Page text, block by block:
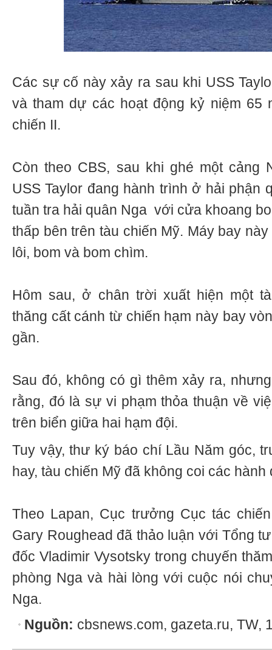
Các sự cố này xảy ra sau khi USS
và tham dự các hoạt động kỷ niệm 65
chiến II.
Còn theo CBS, sau khi ghé một cảng
USS Taylor đang hành trình ở hải phận
tuần tra hải quân Nga với cửa khoang
thấp bên trên tàu chiến Mỹ. Máy bay
lôi, bom và bom chìm.
Hôm sau, ở chân trời xuất hiện một
thăng cất cánh từ chiến hạm này bay
gần.
Sau đó, không có gì thêm xảy ra,
rằng, đó là sự vi phạm thỏa thuận về
trên biển giữa hai hạm đội.
Tuy vậy, thư ký báo chí Lầu Năm góc,
hay, tàu chiến Mỹ đã không coi các hành
Theo Lapan, Cục trưởng Cục tác
Gary Roughead đã thảo luận với Tổng
đốc Vladimir Vysotsky trong chuyến
phòng Nga và hài lòng với cuộc nói
Nga.
Nguồn: cbsnews.com, gazeta.ru, TW,